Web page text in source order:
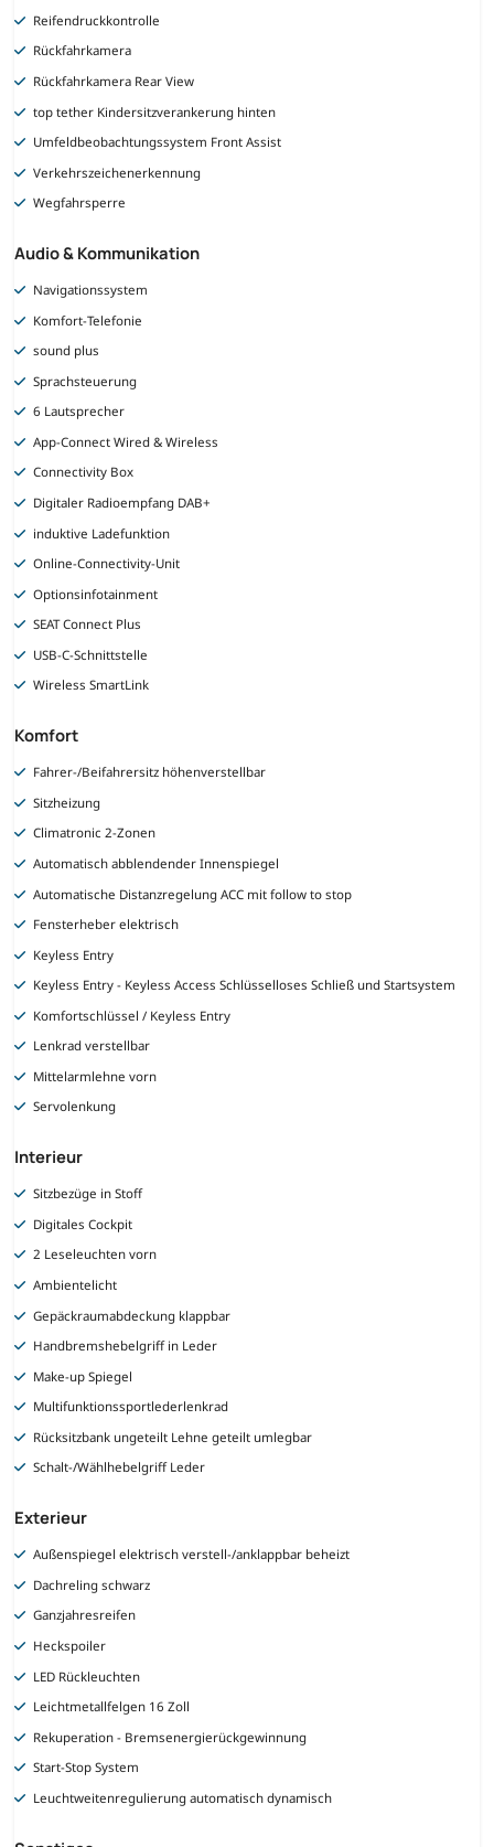
Reifendruckkontrolle
Rückfahrkamera
Rückfahrkamera Rear View
top tether Kindersitzverankerung hinten
Umfeldbeobachtungssystem Front Assist
Verkehrszeichenerkennung
Wegfahrsperre
Audio & Kommunikation
Navigationssystem
Komfort-Telefonie
sound plus
Sprachsteuerung
6 Lautsprecher
App-Connect Wired & Wireless
Connectivity Box
Digitaler Radioempfang DAB+
induktive Ladefunktion
Online-Connectivity-Unit
Optionsinfotainment
SEAT Connect Plus
USB-C-Schnittstelle
Wireless SmartLink
Komfort
Fahrer-/Beifahrersitz höhenverstellbar
Sitzheizung
Climatronic 2-Zonen
Automatisch abblendender Innenspiegel
Automatische Distanzregelung ACC mit follow to stop
Fensterheber elektrisch
Keyless Entry
Keyless Entry - Keyless Access Schlüsselloses Schließ und Startsystem
Komfortschlüssel / Keyless Entry
Lenkrad verstellbar
Mittelarmlehne vorn
Servolenkung
Interieur
Sitzbezüge in Stoff
Digitales Cockpit
2 Leseleuchten vorn
Ambientelicht
Gepäckraumabdeckung klappbar
Handbremshebelgriff in Leder
Make-up Spiegel
Multifunktionssportlederlenkrad
Rücksitzbank ungeteilt Lehne geteilt umlegbar
Schalt-/Wählhebelgriff Leder
Exterieur
Außenspiegel elektrisch verstell-/anklappbar beheizt
Dachreling schwarz
Ganzjahresreifen
Heckspoiler
LED Rückleuchten
Leichtmetallfelgen 16 Zoll
Rekuperation - Bremsenergierückgewinnung
Start-Stop System
Leuchtweitenregulierung automatisch dynamisch